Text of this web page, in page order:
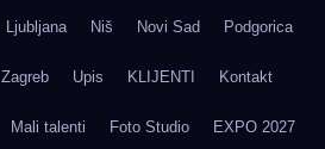
Ljubljana Niš Novi Sad Podgorica
Zagreb Upis KLIJENTI Kontakt
Mali talenti Foto Studio EXPO 2027